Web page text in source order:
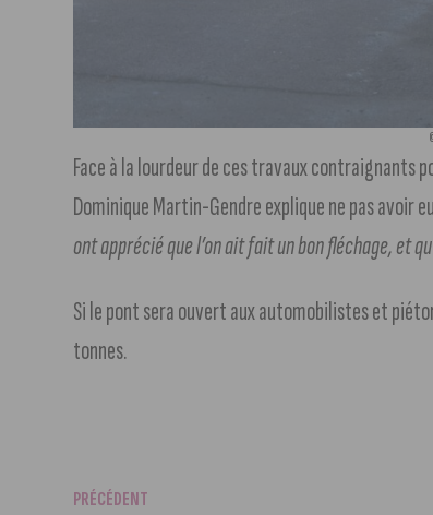
Face à la lourdeur de ces travaux contraignants
Dominique Martin-Gendre explique ne pas
ont apprécié que l’on ait fait un bon fléchage, et
Si le pont sera ouvert aux automobilistes et
tonnes.
PRÉCÉDENT